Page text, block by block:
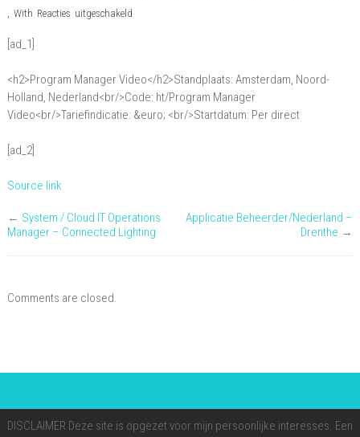
, With Reacties uitgeschakeldvoor
Program
Manager
Video
[ad_1]
<h2>Program Manager Video</h2>Standplaats: Amsterdam, Noord-
Holland, Nederland<br/>Code: ht/Program Manager
Video<br/>Tariefindicatie: &euro; <br/>Startdatum: Per direct
[ad_2]
Source link
← System / Cloud IT Operations
Manager – Connected Lighting
Applicatie Beheerder/Nederland –
Drenthe →
Comments are closed.
DISCLAIMER Deze site is opgezet voor mijn persoonlijke interesses. Een